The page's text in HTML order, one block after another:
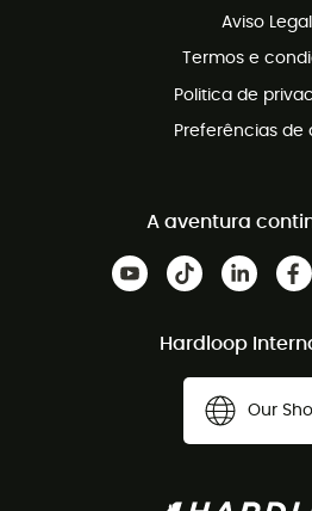
Aviso Legal
Termos e
Politica de
Preferências de
A aventura
Hardloop
Our